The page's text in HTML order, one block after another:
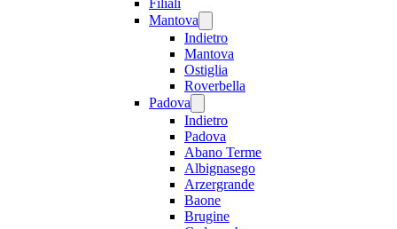
Filiali
Mantova
Indietro
Mantova
Ostiglia
Roverbella
Padova
Indietro
Padova
Abano Terme
Albignasego
Arzergrande
Baone
Brugine